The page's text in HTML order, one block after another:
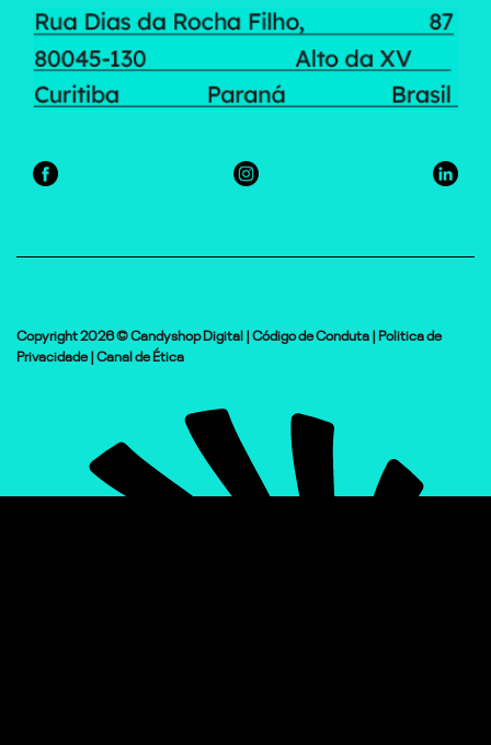
Copyright 2026 © Candyshop Digital |Código de Conduta|Politica de
Privacidade|Canal de Ética